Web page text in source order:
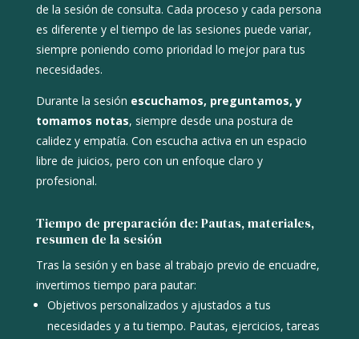
de la sesión de consulta. Cada proceso y cada persona
es diferente y el tiempo de las sesiones puede variar,
siempre poniendo como prioridad lo mejor para tus
necesidades.
Durante la sesión escuchamos, preguntamos, y
tomamos notas, siempre desde una postura de
calidez y empatía. Con escucha activa en un espacio
libre de juicios, pero con un enfoque claro y
profesional.
Tiempo de preparación de: Pautas, materiales,
resumen de la sesión
Tras la sesión y en base al trabajo previo de encuadre,
invertimos tiempo para pautar:
Objetivos personalizados y ajustados a tus
necesidades y a tu tiempo. Pautas, ejercicios, tareas